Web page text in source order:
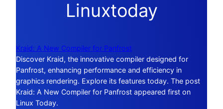
Linuxtoday
Kraid: A New Compiler for Panfrost
Discover Kraid, the innovative compiler designed for
Panfrost, enhancing performance and efficiency in
graphics rendering. Explore its features today. The post
Kraid: A New Compiler for Panfrost appeared first on
Linux Today.